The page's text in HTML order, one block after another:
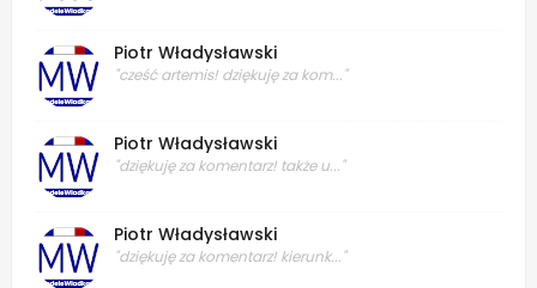
Piotr Władysławski
"cześć artemis! dziękuję za kom..."
Piotr Władysławski
"dziękuję za komentarz! także u..."
Piotr Władysławski
"dziękuję za komentarz! kierunk..."